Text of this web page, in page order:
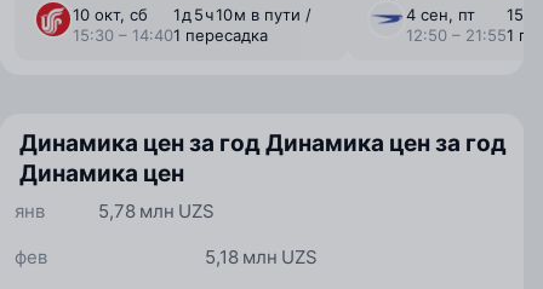
10 окт, сб
15:30 – 14:40
1 ⁠д 5 ⁠ч 10 ⁠м в пути /
1 пересадка
4 сен, пт
12:50 – 21:55
15 ⁠ч
1
Динамика цен за годДинамика цен за год
Динамика цен
5,78 млн UZS
янв
5,18 млн UZS
фев